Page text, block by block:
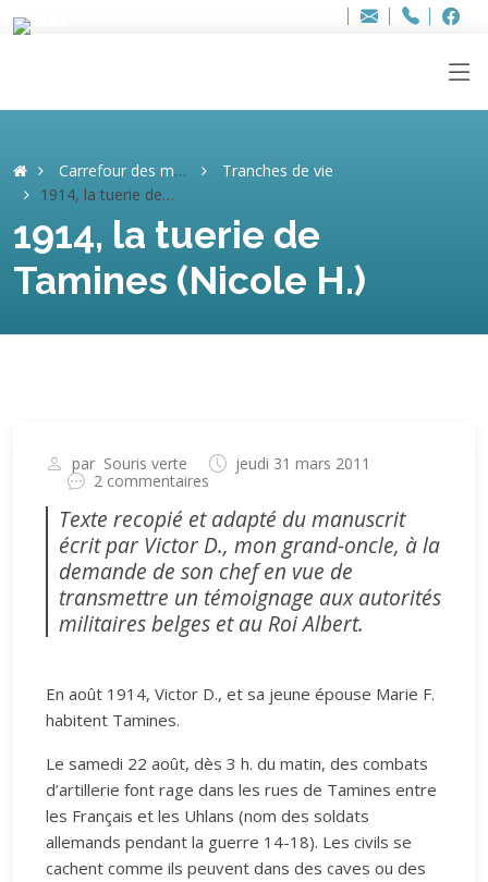
Adresse
info..hâthe..
Tel.
Tel.
Carrefour des mémoires
Tranches de vie
1914, la tuerie de Tamines (Nicole H.)
1914, la tuerie de
Tamines (Nicole H.)
par Souris verte
jeudi 31 mars 2011
2 commentaires
Texte recopié et adapté du manuscrit
écrit par Victor D., mon grand-oncle, à la
demande de son chef en vue de
transmettre un témoignage aux autorités
militaires belges et au Roi Albert.
En août 1914, Victor D., et sa jeune épouse Marie F.
habitent Tamines.
Le samedi 22 août, dès 3 h. du matin, des combats
d’artillerie font rage dans les rues de Tamines entre
les Français et les Uhlans (nom des soldats
allemands pendant la guerre 14-18). Les civils se
cachent comme ils peuvent dans des caves ou des